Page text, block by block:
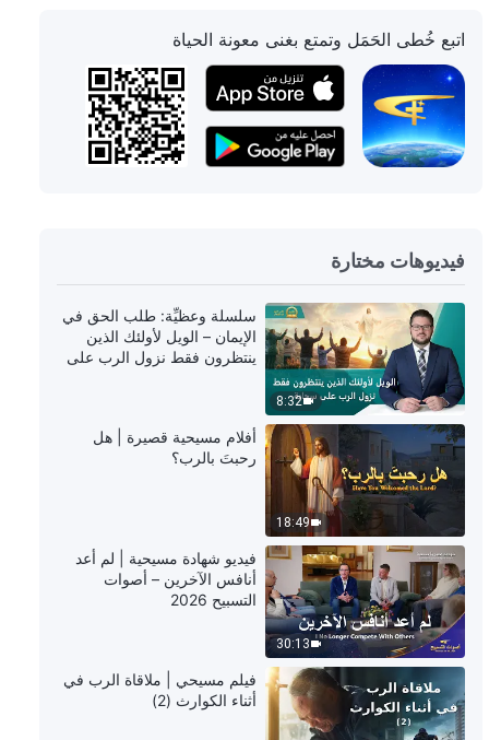
47:54
فيديو شهادة مسيحية | حالتي الذهنية
في واجب من وراء الكواليس (دبلجة
عربية)
25:42
فيديو شهادة مسيحية | لن أتابع هذه
الدراسات (دبلجة عربية)
25:33
فيديو شهادة مسيحية | لم أعد مرتعبة
من المسؤولية (دبلجة عربية)
39:27
فيديو شهادة مسيحية | صحوة ما بعد
الانتقام (دبلجة عربية)
فيديو شهادة مسيحية | أقوم بواجبي في
مواجهة الخطر (دبلجة عربية)
اتبع خُطى الحَمَل وتمتع بغنى معونة الحياة
فيديوهات مختارة
8:32
سلسلة وعظيِّة: طلب الحق في
الإيمان – الويل لأولئك الذين
ينتظرون فقط نزول الرب على
18:49
أفلام مسيحية قصيرة | هل
رحبتَ بالرب؟
30:13
فيديو شهادة مسيحية | لم أعد
أنافس الآخرين – أصوات
التسبيح 2026
فيلم مسيحي | ملاقاة الرب في
أثناء الكوارث (2)